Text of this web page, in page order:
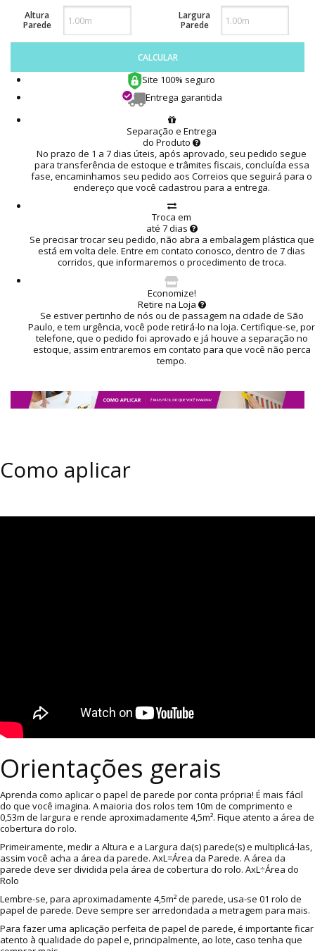
Altura
Parede
Largura
Parede
CALCULAR
Site 100% seguro
Entrega garantida
Separação e Entrega
do Produto
No prazo de 1 a 7 dias úteis, após aprovado, seu pedido segue
para transferência de estoque e trâmites fiscais, concluída essa
fase, encaminhamos seu pedido aos Correios que seguirá para o
endereço que você cadastrou para a entrega.
Troca em
até 7 dias
Se precisar trocar seu pedido, não abra a embalagem plástica que
está em volta dele. Entre em contato conosco, dentro de 7 dias
corridos, que informaremos o procedimento de troca.
Economize!
Retire na Loja
Se estiver pertinho de nós ou de passagem na cidade de São
Paulo, e tem urgência, você pode retirá-lo na loja. Certifique-se, por
telefone, que o pedido foi aprovado e já houve a separação no
estoque, assim entraremos em contato para que você não perca
tempo.
Como aplicar
Orientações gerais
Aprenda como aplicar o papel de parede por conta própria! É mais fácil
do que você imagina. A maioria dos rolos tem 10m de comprimento e
0,53m de largura e rende aproximadamente 4,5m². Fique atento a área de
cobertura do rolo.
Primeiramente, medir a Altura e a Largura da(s) parede(s) e multiplicá-las,
assim você acha a área da parede. AxL=Área da Parede. A área da
parede deve ser dividida pela área de cobertura do rolo. AxL÷Área do
Rolo
Lembre-se, para aproximadamente 4,5m² de parede, usa-se 01 rolo de
papel de parede. Deve sempre ser arredondada a metragem para mais.
Para fazer uma aplicação perfeita de papel de parede, é importante ficar
atento à qualidade do papel e, principalmente, ao lote, caso tenha que